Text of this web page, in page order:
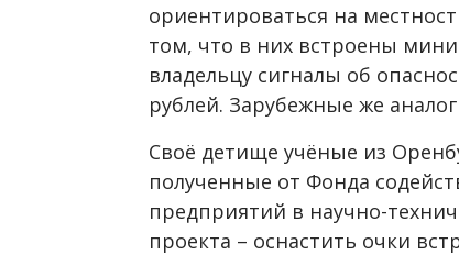
ориентироваться на
том, что в них встроены
владельцу сигналы об
рублей. Зарубежные же
Своё детище учёные из
полученные от Фонда
предприятий в научно-
проекта – оснастить очки